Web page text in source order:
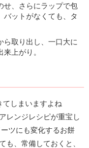
せ、さらにラップで包
バットがなくても、タ
ら取り出し、一口大に
上がり。
てしまいますよね
レンジレシピが重宝し
ツにも変化するお餅
も、常備しておくと、